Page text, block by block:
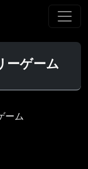
ーゲーム
ーム